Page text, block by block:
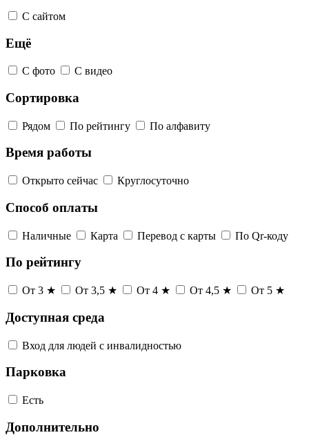
С сайтом
Ещё
С фото С видео
Сортировка
Рядом По рейтингу По алфавиту
Время работы
Открыто сейчас Круглосуточно
Способ оплаты
Наличные Карта Перевод с карты По Qr-коду
По рейтингу
От 3 ★ От 3,5 ★ От 4 ★ От 4,5 ★ От 5 ★
Доступная среда
Вход для людей с инвалидностью
Парковка
Есть
Дополнительно